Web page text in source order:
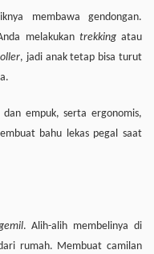
membawa gendongan.
melakukan trekkingatau
, jadi anak tetap bisa turut
empuk, serta ergonomis,
bahu lekas pegal saat
. Alih-alih membelinya di
rumah. Membuat camilan